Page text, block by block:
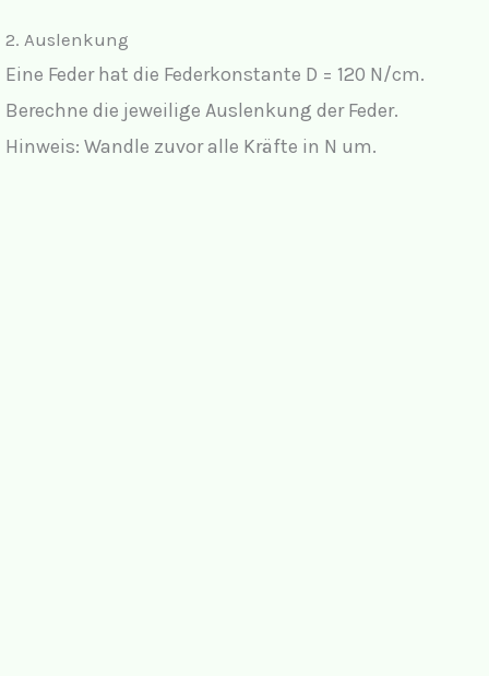
2. Auslenkung
Eine Feder hat die Federkonstante D = 120 N/cm.
Berechne die jeweilige Auslenkung der Feder.
Hinweis: Wandle zuvor alle Kräfte in N um.